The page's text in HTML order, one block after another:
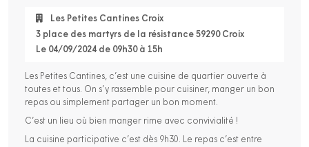
Les Petites Cantines Croix
3 place des martyrs de la résistance 59290 Croix
Le 04/09/2024 de 09h30 à 15h
Les Petites Cantines, c’est une cuisine de quartier ouverte à
toutes et tous. On s’y rassemble pour cuisiner, manger un bon
repas ou simplement partager un bon moment.
C’est un lieu où bien manger rime avec convivialité !
La cuisine participative c’est dès 9h30. Le repas c’est entre